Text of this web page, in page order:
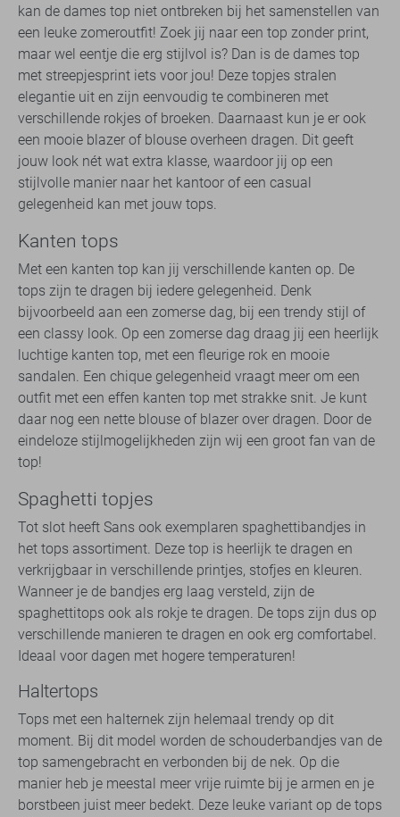
kan de dames top niet ontbreken bij het samenstellen van
een leuke zomeroutfit! Zoek jij naar een top zonder print,
maar wel eentje die erg stijlvol is? Dan is de dames top
met streepjesprint iets voor jou! Deze topjes stralen
elegantie uit en zijn eenvoudig te combineren met
verschillende rokjes of broeken. Daarnaast kun je er ook
een mooie blazer of blouse overheen dragen. Dit geeft
jouw look nét wat extra klasse, waardoor jij op een
stijlvolle manier naar het kantoor of een casual
gelegenheid kan met jouw tops.
Kanten tops
Met een kanten top kan jij verschillende kanten op. De
tops zijn te dragen bij iedere gelegenheid. Denk
bijvoorbeeld aan een zomerse dag, bij een trendy stijl of
een classy look. Op een zomerse dag draag jij een heerlijk
luchtige kanten top, met een fleurige rok en mooie
sandalen. Een chique gelegenheid vraagt meer om een
outfit met een effen kanten top met strakke snit. Je kunt
daar nog een nette blouse of blazer over dragen. Door de
eindeloze stijlmogelijkheden zijn wij een groot fan van de
top!
Spaghetti topjes
Tot slot heeft Sans ook exemplaren spaghettibandjes in
het tops assortiment. Deze top is heerlijk te dragen en
verkrijgbaar in verschillende printjes, stofjes en kleuren.
Wanneer je de bandjes erg laag versteld, zijn de
spaghettitops ook als rokje te dragen. De tops zijn dus op
verschillende manieren te dragen en ook erg comfortabel.
Ideaal voor dagen met hogere temperaturen!
Haltertops
Tops met een halternek zijn helemaal trendy op dit
moment. Bij dit model worden de schouderbandjes van de
top samengebracht en verbonden bij de nek. Op die
manier heb je meestal meer vrije ruimte bij je armen en je
borstbeen juist meer bedekt. Deze leuke variant op de tops